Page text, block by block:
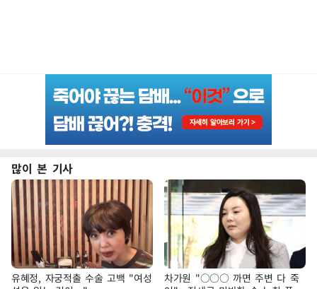
많이 본 기사
유혜정, 자궁적출 수술 고백 "여성
차가원 "○○○ 까면 주변 다 죽